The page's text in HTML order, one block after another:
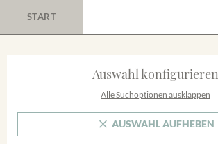
START
Auswahl konfigurieren
Alle Suchoptionen ausklappen
AUSWAHL AUFHEBEN